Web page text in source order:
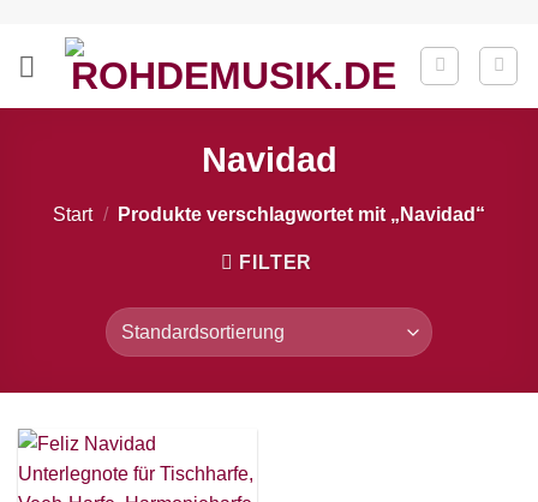
springen
Navidad
Start / Produkte verschlagwortet mit „Navidad“
FILTER